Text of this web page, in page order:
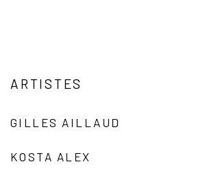
ARTISTES
GILLES AILLAUD
KOSTA ALEX